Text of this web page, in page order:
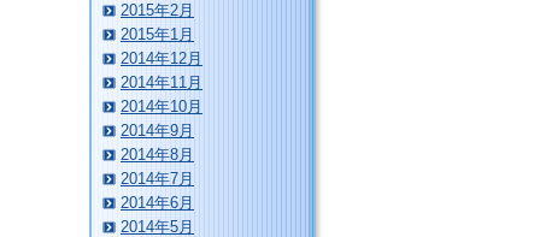
2015年2月
2015年1月
2014年12月
2014年11月
2014年10月
2014年9月
2014年8月
2014年7月
2014年6月
2014年5月